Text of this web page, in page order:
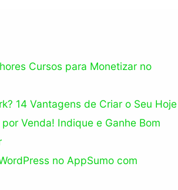
Cursos para Monetizar no
14 Vantagens de Criar o Seu Hoje
Venda! Indique e Ganhe Bom
no AppSumo com